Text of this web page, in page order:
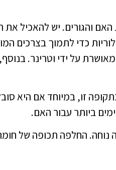
והגורים. יש להאכיל את
כדי לתמוך בצרכים
על ידי וטרינר.
זו, במיוחד אם היא
ביותר עבור האם.
נוחה. החלפה תכופה של